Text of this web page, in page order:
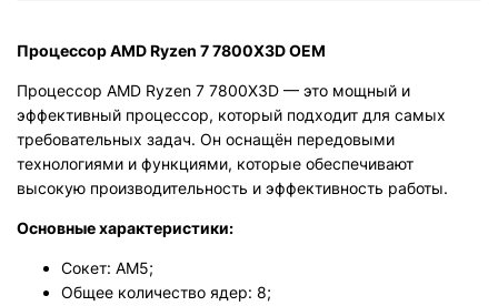
Процессор AMD Ryzen 7 7800X3D OEM
Процессор AMD Ryzen 7 7800X3D — это мощный и
эффективный процессор, который подходит для самых
требовательных задач. Он оснащён передовыми
технологиями и функциями, которые обеспечивают
высокую производительность и эффективность работы.
Основные характеристики:
Сокет: AM5;
Общее количество ядер: 8;